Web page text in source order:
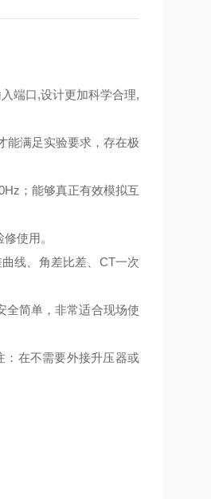
端口,设计更加科学合理,
满足实验要求，存在极
；能够真正有效模拟互
使用。
线、角差比差、CT一次
全简单，非常适合现场使
：在不需要外接升压器或